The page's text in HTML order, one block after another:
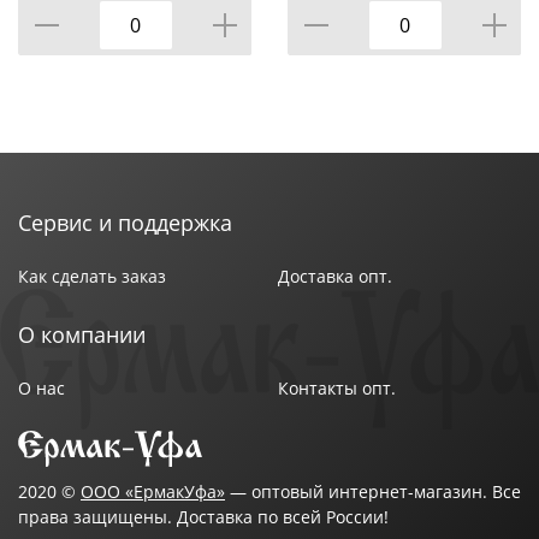
Сервис и поддержка
Как сделать заказ Доставка опт.
О компании
О нас Контакты опт.
2020 © ООО «ЕрмакУфа» — оптовый интернет-магазин. Все
права защищены. Доставка по всей России!